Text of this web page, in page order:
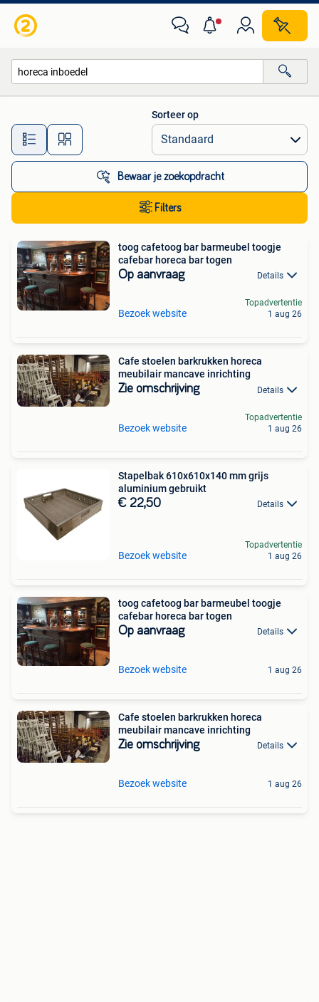
Alle afstanden…
Sorteer op
Bewaar je zoekopdracht
Filters
toog cafetoog bar barmeubel toogje
cafebar horeca bar togen
Op aanvraag Details
Bezoek website
Topadvertentie
1 aug 26
Cafe stoelen barkrukken horeca
meubilair mancave inrichting
Zie omschrijving Details
Bezoek website
Topadvertentie
1 aug 26
Stapelbak 610x610x140 mm grijs
aluminium gebruikt
€ 22,50 Details
Bezoek website
Topadvertentie
1 aug 26
toog cafetoog bar barmeubel toogje
cafebar horeca bar togen
Op aanvraag Details
Bezoek website 1 aug 26
Cafe stoelen barkrukken horeca
meubilair mancave inrichting
Zie omschrijving Details
Bezoek website 1 aug 26